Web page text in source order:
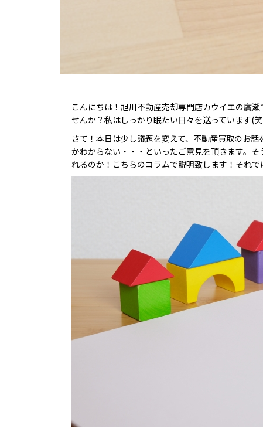
こんにちは！旭川不動産売却専門店カウイエの廣
せんか？私はしっかり眠たい日々を送っています(
さて！本日は少し議題を変えて、不動産買取のお
かわからない・・・といったご意見を頂きます。
れるのか！こちらのコラムで説明致します！それで